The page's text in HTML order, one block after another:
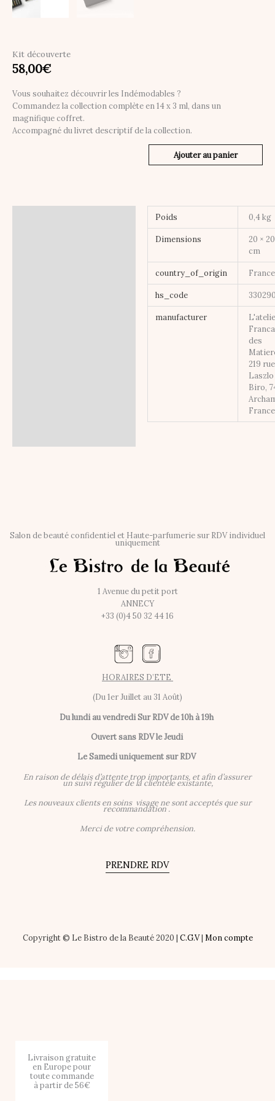
Kit découverte
58,00€
Vous souhaitez découvrir les Indémodables ?
Commandez la collection complète en 14 x 3 ml, dans un
magnifique coffret.
Accompagné du livret descriptif de la collection.
Ajouter au panier
Poids 0,4 kg
Dimensions
20 ×
cm
country_of_origin France
hs_code
manufacturer
des
219 rue
Laszlo
Biro,
France
Salon de beauté confidentiel et Haute-parfumerie sur RDV individuel
uniquement
1 Avenue du petit port
ANNECY
+33 (0)4 50 32 44 16
HORAIRES D’ETE
(Du 1er Juillet au 31 Août)
Du lundi au vendrediSur RDV de 10h à 19h
Ouvert sans RDV le Jeudi
Le Samedi uniquement sur RDV
En raison de délais d’attente trop importants, et afin d’assurer
un suivi régulier de la clientèle existante,
Les nouveaux clients en soins visage ne sont acceptés que sur
recommandation .
Merci de votre compréhension.
PRENDRE RDV
Copyright © Le Bistro de la Beauté 2020 | C.G.V| Mon compte
Livraison gratuite
en Europe pour
toute commande
à partir de 56€